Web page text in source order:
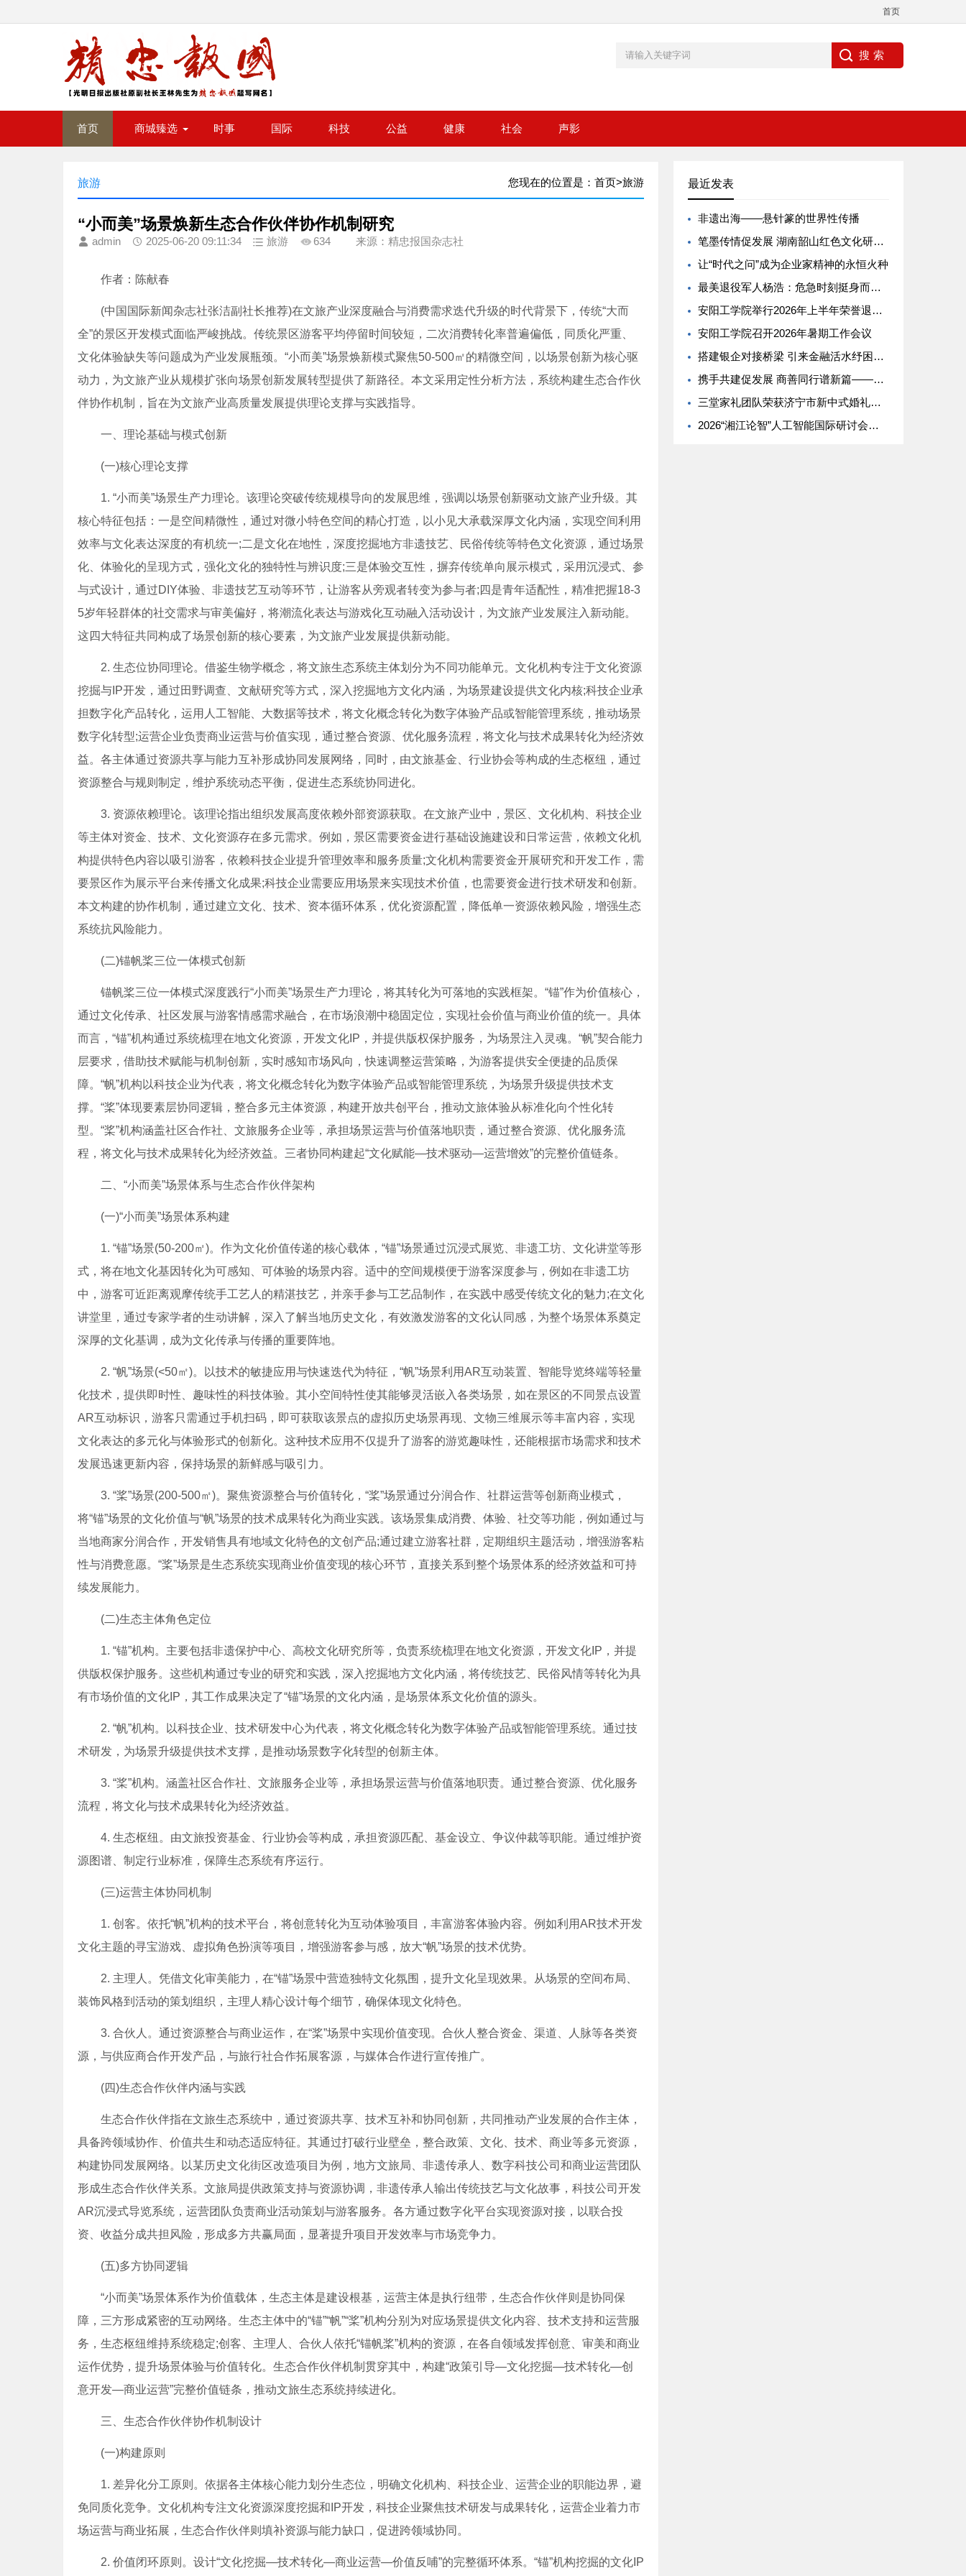
首页
首页 商城臻选 时事 国际 科技 公益 健康 社会 声影
您现在的位置是： 首页>旅游
旅游
“小而美”场景焕新生态合作伙伴协作机制研究
admin 2025-06-20 09:11:34 旅游 634 来源：精忠报国杂志社
作者：陈献春
(中国国际新闻杂志社张洁副社长推荐)在文旅产业深度融合与消费需求迭代升级的时代背景下，传统“大而
全”的景区开发模式面临严峻挑战。传统景区游客平均停留时间较短，二次消费转化率普遍偏低，同质化严重、
文化体验缺失等问题成为产业发展瓶颈。“小而美”场景焕新模式聚焦50-500㎡的精微空间，以场景创新为核心驱
动力，为文旅产业从规模扩张向场景创新发展转型提供了新路径。本文采用定性分析方法，系统构建生态合作伙
伴协作机制，旨在为文旅产业高质量发展提供理论支撑与实践指导。
一、理论基础与模式创新
(一)核心理论支撑
1. “小而美”场景生产力理论。该理论突破传统规模导向的发展思维，强调以场景创新驱动文旅产业升级。其
核心特征包括：一是空间精微性，通过对微小特色空间的精心打造，以小见大承载深厚文化内涵，实现空间利用
效率与文化表达深度的有机统一;二是文化在地性，深度挖掘地方非遗技艺、民俗传统等特色文化资源，通过场景
化、体验化的呈现方式，强化文化的独特性与辨识度;三是体验交互性，摒弃传统单向展示模式，采用沉浸式、参
与式设计，通过DIY体验、非遗技艺互动等环节，让游客从旁观者转变为参与者;四是青年适配性，精准把握18-3
5岁年轻群体的社交需求与审美偏好，将潮流化表达与游戏化互动融入活动设计，为文旅产业发展注入新动能。
这四大特征共同构成了场景创新的核心要素，为文旅产业发展提供新动能。
2. 生态位协同理论。借鉴生物学概念，将文旅生态系统主体划分为不同功能单元。文化机构专注于文化资源
挖掘与IP开发，通过田野调查、文献研究等方式，深入挖掘地方文化内涵，为场景建设提供文化内核;科技企业承
担数字化产品转化，运用人工智能、大数据等技术，将文化概念转化为数字体验产品或智能管理系统，推动场景
数字化转型;运营企业负责商业运营与价值实现，通过整合资源、优化服务流程，将文化与技术成果转化为经济效
益。各主体通过资源共享与能力互补形成协同发展网络，同时，由文旅基金、行业协会等构成的生态枢纽，通过
资源整合与规则制定，维护系统动态平衡，促进生态系统协同进化。
3. 资源依赖理论。该理论指出组织发展高度依赖外部资源获取。在文旅产业中，景区、文化机构、科技企业
等主体对资金、技术、文化资源存在多元需求。例如，景区需要资金进行基础设施建设和日常运营，依赖文化机
构提供特色内容以吸引游客，依赖科技企业提升管理效率和服务质量;文化机构需要资金开展研究和开发工作，需
要景区作为展示平台来传播文化成果;科技企业需要应用场景来实现技术价值，也需要资金进行技术研发和创新。
本文构建的协作机制，通过建立文化、技术、资本循环体系，优化资源配置，降低单一资源依赖风险，增强生态
系统抗风险能力。
(二)锚帆桨三位一体模式创新
锚帆桨三位一体模式深度践行“小而美”场景生产力理论，将其转化为可落地的实践框架。“锚”作为价值核心，
通过文化传承、社区发展与游客情感需求融合，在市场浪潮中稳固定位，实现社会价值与商业价值的统一。具体
而言，“锚”机构通过系统梳理在地文化资源，开发文化IP，并提供版权保护服务，为场景注入灵魂。“帆”契合能力
层要求，借助技术赋能与机制创新，实时感知市场风向，快速调整运营策略，为游客提供安全便捷的品质保
障。“帆”机构以科技企业为代表，将文化概念转化为数字体验产品或智能管理系统，为场景升级提供技术支
撑。“桨”体现要素层协同逻辑，整合多元主体资源，构建开放共创平台，推动文旅体验从标准化向个性化转
型。“桨”机构涵盖社区合作社、文旅服务企业等，承担场景运营与价值落地职责，通过整合资源、优化服务流
程，将文化与技术成果转化为经济效益。三者协同构建起“文化赋能—技术驱动—运营增效”的完整价值链条。
二、“小而美”场景体系与生态合作伙伴架构
(一)“小而美”场景体系构建
1. “锚”场景(50-200㎡)。作为文化价值传递的核心载体，“锚”场景通过沉浸式展览、非遗工坊、文化讲堂等形
式，将在地文化基因转化为可感知、可体验的场景内容。适中的空间规模便于游客深度参与，例如在非遗工坊
中，游客可近距离观摩传统手工艺人的精湛技艺，并亲手参与工艺品制作，在实践中感受传统文化的魅力;在文化
讲堂里，通过专家学者的生动讲解，深入了解当地历史文化，有效激发游客的文化认同感，为整个场景体系奠定
深厚的文化基调，成为文化传承与传播的重要阵地。
2. “帆”场景(<50㎡)。以技术的敏捷应用与快速迭代为特征，“帆”场景利用AR互动装置、智能导览终端等轻量
化技术，提供即时性、趣味性的科技体验。其小空间特性使其能够灵活嵌入各类场景，如在景区的不同景点设置
AR互动标识，游客只需通过手机扫码，即可获取该景点的虚拟历史场景再现、文物三维展示等丰富内容，实现
文化表达的多元化与体验形式的创新化。这种技术应用不仅提升了游客的游览趣味性，还能根据市场需求和技术
发展迅速更新内容，保持场景的新鲜感与吸引力。
3. “桨”场景(200-500㎡)。聚焦资源整合与价值转化，“桨”场景通过分润合作、社群运营等创新商业模式，
将“锚”场景的文化价值与“帆”场景的技术成果转化为商业实践。该场景集成消费、体验、社交等功能，例如通过与
当地商家分润合作，开发销售具有地域文化特色的文创产品;通过建立游客社群，定期组织主题活动，增强游客粘
性与消费意愿。“桨”场景是生态系统实现商业价值变现的核心环节，直接关系到整个场景体系的经济效益和可持
续发展能力。
(二)生态主体角色定位
1. “锚”机构。主要包括非遗保护中心、高校文化研究所等，负责系统梳理在地文化资源，开发文化IP，并提
供版权保护服务。这些机构通过专业的研究和实践，深入挖掘地方文化内涵，将传统技艺、民俗风情等转化为具
有市场价值的文化IP，其工作成果决定了“锚”场景的文化内涵，是场景体系文化价值的源头。
2. “帆”机构。以科技企业、技术研发中心为代表，将文化概念转化为数字体验产品或智能管理系统。通过技
术研发，为场景升级提供技术支撑，是推动场景数字化转型的创新主体。
3. “桨”机构。涵盖社区合作社、文旅服务企业等，承担场景运营与价值落地职责。通过整合资源、优化服务
流程，将文化与技术成果转化为经济效益。
4. 生态枢纽。由文旅投资基金、行业协会等构成，承担资源匹配、基金设立、争议仲裁等职能。通过维护资
源图谱、制定行业标准，保障生态系统有序运行。
(三)运营主体协同机制
1. 创客。依托“帆”机构的技术平台，将创意转化为互动体验项目，丰富游客体验内容。例如利用AR技术开发
文化主题的寻宝游戏、虚拟角色扮演等项目，增强游客参与感，放大“帆”场景的技术优势。
2. 主理人。凭借文化审美能力，在“锚”场景中营造独特文化氛围，提升文化呈现效果。从场景的空间布局、
装饰风格到活动的策划组织，主理人精心设计每个细节，确保体现文化特色。
3. 合伙人。通过资源整合与商业运作，在“桨”场景中实现价值变现。合伙人整合资金、渠道、人脉等各类资
源，与供应商合作开发产品，与旅行社合作拓展客源，与媒体合作进行宣传推广。
(四)生态合作伙伴内涵与实践
生态合作伙伴指在文旅生态系统中，通过资源共享、技术互补和协同创新，共同推动产业发展的合作主体，
具备跨领域协作、价值共生和动态适应特征。其通过打破行业壁垒，整合政策、文化、技术、商业等多元资源，
构建协同发展网络。以某历史文化街区改造项目为例，地方文旅局、非遗传承人、数字科技公司和商业运营团队
形成生态合作伙伴关系。文旅局提供政策支持与资源协调，非遗传承人输出传统技艺与文化故事，科技公司开发
AR沉浸式导览系统，运营团队负责商业活动策划与游客服务。各方通过数字化平台实现资源对接，以联合投
资、收益分成共担风险，形成多方共赢局面，显著提升项目开发效率与市场竞争力。
(五)多方协同逻辑
“小而美”场景体系作为价值载体，生态主体是建设根基，运营主体是执行纽带，生态合作伙伴则是协同保
障，三方形成紧密的互动网络。生态主体中的“锚”“帆”“桨”机构分别为对应场景提供文化内容、技术支持和运营服
务，生态枢纽维持系统稳定;创客、主理人、合伙人依托“锚帆桨”机构的资源，在各自领域发挥创意、审美和商业
运作优势，提升场景体验与价值转化。生态合作伙伴机制贯穿其中，构建“政策引导—文化挖掘—技术转化—创
意开发—商业运营”完整价值链条，推动文旅生态系统持续进化。
三、生态合作伙伴协作机制设计
(一)构建原则
1. 差异化分工原则。依据各主体核心能力划分生态位，明确文化机构、科技企业、运营企业的职能边界，避
免同质化竞争。文化机构专注文化资源深度挖掘和IP开发，科技企业聚焦技术研发与成果转化，运营企业着力市
场运营与商业拓展，生态合作伙伴则填补资源与能力缺口，促进跨领域协同。
2. 价值闭环原则。设计“文化挖掘—技术转化—商业运营—价值反哺”的完整循环体系。“锚”机构挖掘的文化IP
最近发表
非遗出海——悬针篆的世界性传播
笔墨传情促发展 湖南韶山红色文化研究会毛坚平会长莅临广州国览医疗器械城考察调研
让“时代之问”成为企业家精神的永恒火种
最美退役军人杨浩：危急时刻挺身而出 见义勇为彰显军人本色
安阳工学院举行2026年上半年荣誉退休仪式
安阳工学院召开2026年暑期工作会议
搭建银企对接桥梁 引来金融活水纾困——安阳市企联专家牵线浙商银行开展惠企融资对接活动
携手共建促发展 商善同行谱新篇——蚌埠市心连心志愿者协会与蚌山区青年商贸协会共建合作交流会圆满落幕
三堂家礼团队荣获济宁市新中式婚礼展演大赛一等奖
2026“湘江论智”人工智能国际研讨会圆满收官